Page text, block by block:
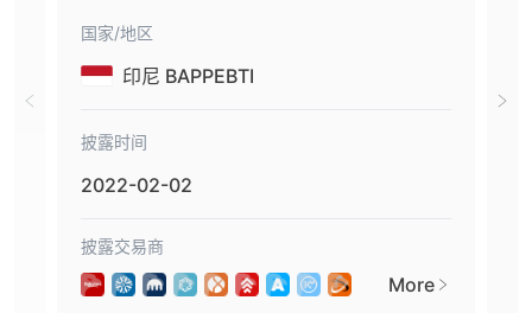
是 乐天证券安全还是骗局？
乐天证券是日本知名企业乐天集团的子公司。它还受到多个金融机构
的监管，包括日本金融厅 (FSA)、澳大利亚证券及投资委员会
是一个合法的经纪人。
重要的是要注意，虽然这些措施可以帮助减轻客户的风险，
国家/地区
印尼 BAPPEBTI
披露时间
2022-02-02
披露交易商
More